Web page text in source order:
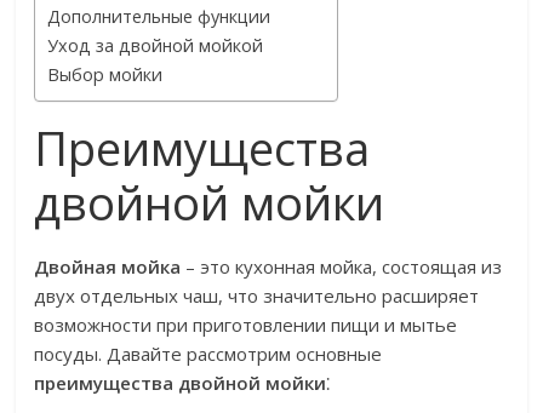
Дополнительные функции
Уход за двойной мойкой
Выбор мойки
Преимущества
двойной мойки
Двойная мойка – это кухонная мойка, состоящая из
двух отдельных чаш, что значительно расширяет
возможности при приготовлении пищи и мытье
посуды. Давайте рассмотрим основные
преимущества двойной мойки⁚